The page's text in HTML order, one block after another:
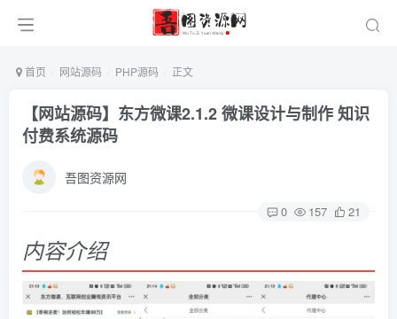
首页 网站源码 PHP源码 正文
【网站源码】东方微课2.1.2 微课设计与制作 知识
付费系统源码
吾图资源网
0 157 21
内容介绍